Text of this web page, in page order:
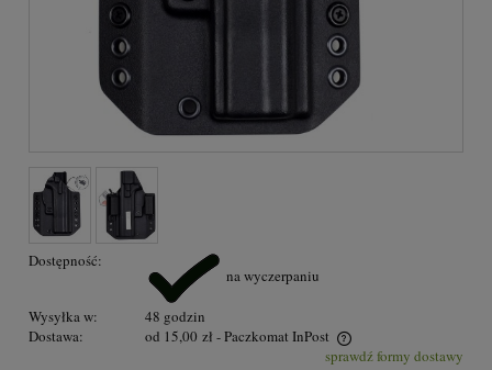
Dostępność:
na wyczerpaniu
Wysyłka w:
48 godzin
Dostawa:
od 15,00 zł- Paczkomat InPost
Cena nie zawiera ewentualnych kosztów płatnościsprawdź formy dostawy